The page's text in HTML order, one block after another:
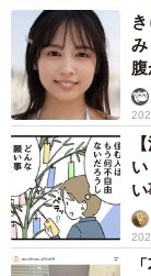
た。３月号で特
免許を取る方が